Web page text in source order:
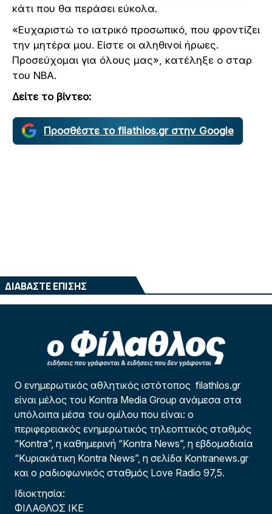
κάτι που θα περάσει εύκολα.
«Ευχαριστώ το ιατρικό προσωπικό, που φροντίζει
την μητέρα μου. Είστε οι αληθινοί ήρωες.
Προσεύχομαι για όλους μας», κατέληξε ο σταρ
του ΝΒΑ.
Δείτε το βίντεο:
Προσθέστε το filathlos.gr στην Google
ΔΙΑΒΑΣΤΕ ΕΠΙΣΗΣ
Ο ενημερωτικός αθλητικός ιστότοπος filathlos.gr
είναι μέλος του Kontra Media Group ανάμεσα στα
υπόλοιπα μέσα του ομίλου που είναι: ο
περιφερειακός ενημερωτικός τηλεοπτικός σταθμός
“Kontra”, η καθημερινή “Kontra News”, η εβδομαδιαία
“Κυριακάτικη Kontra News”, η σελίδα Kontranews.gr
και ο ραδιοφωνικός σταθμός Love Radio 97,5.
Ιδιοκτησία:
ΦΙΛΑΘΛΟΣ ΙΚΕ